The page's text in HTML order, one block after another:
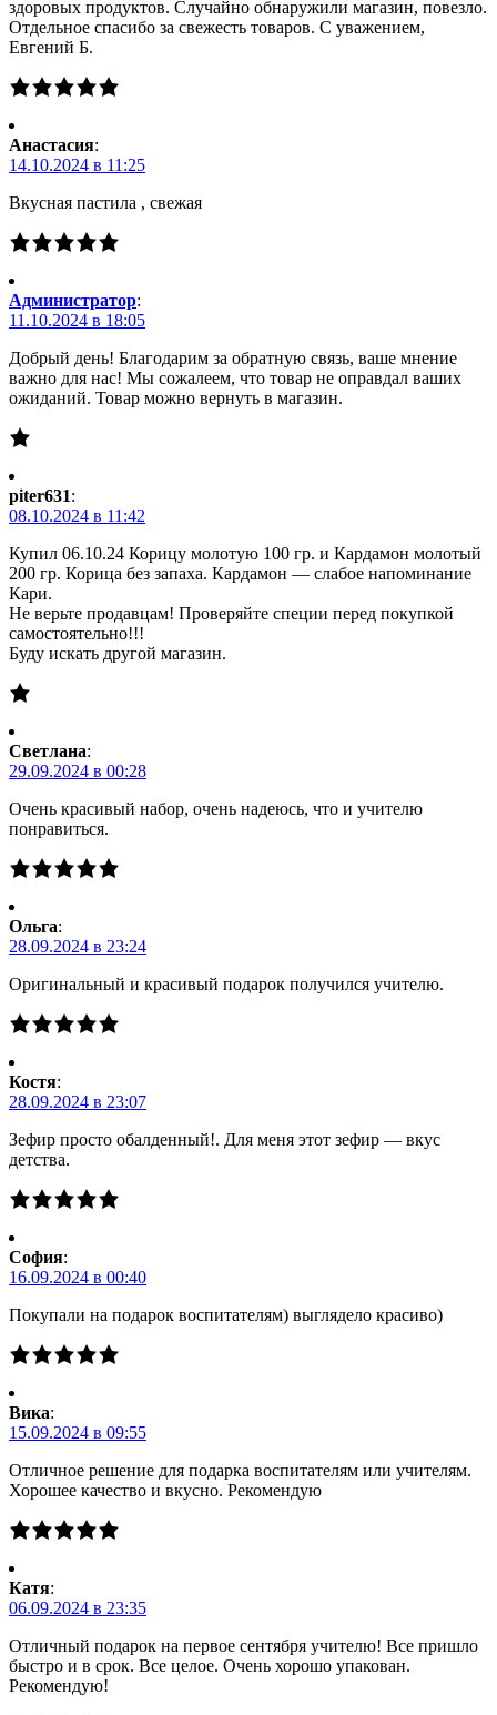
здоровых продуктов. Случайно обнаружили магазин, повезло.
Отдельное спасибо за свежесть товаров. С уважением,
Евгений Б.
Анастасия:
14.10.2024 в 11:25
Вкусная пастила , свежая
Администратор:
11.10.2024 в 18:05
Добрый день! Благодарим за обратную связь, ваше мнение
важно для нас! Мы сожалеем, что товар не оправдал ваших
ожиданий. Товар можно вернуть в магазин.
piter631:
08.10.2024 в 11:42
Купил 06.10.24 Корицу молотую 100 гр. и Кардамон молотый
200 гр. Корица без запаха. Кардамон — слабое напоминание
Кари.
Не верьте продавцам! Проверяйте специи перед покупкой
самостоятельно!!!
Буду искать другой магазин.
Светлана:
29.09.2024 в 00:28
Очень красивый набор, очень надеюсь, что и учителю
понравиться.
Ольга:
28.09.2024 в 23:24
Оригинальный и красивый подарок получился учителю.
Костя:
28.09.2024 в 23:07
Зефир просто обалденный!. Для меня этот зефир — вкус
детства.
Cофия:
16.09.2024 в 00:40
Покупали на подарок воспитателям) выглядело красиво)
Вика:
15.09.2024 в 09:55
Отличное решение для подарка воспитателям или учителям.
Хорошее качество и вкусно. Рекомендую
Катя:
06.09.2024 в 23:35
Отличный подарок на первое сентября учителю! Все пришло
быстро и в срок. Все целое. Очень хорошо упакован.
Рекомендую!